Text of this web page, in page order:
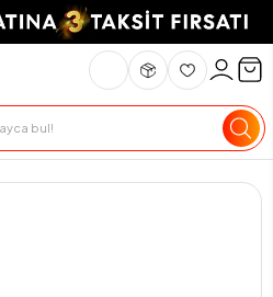
Teknik Özellikler Teslimat Ve İade